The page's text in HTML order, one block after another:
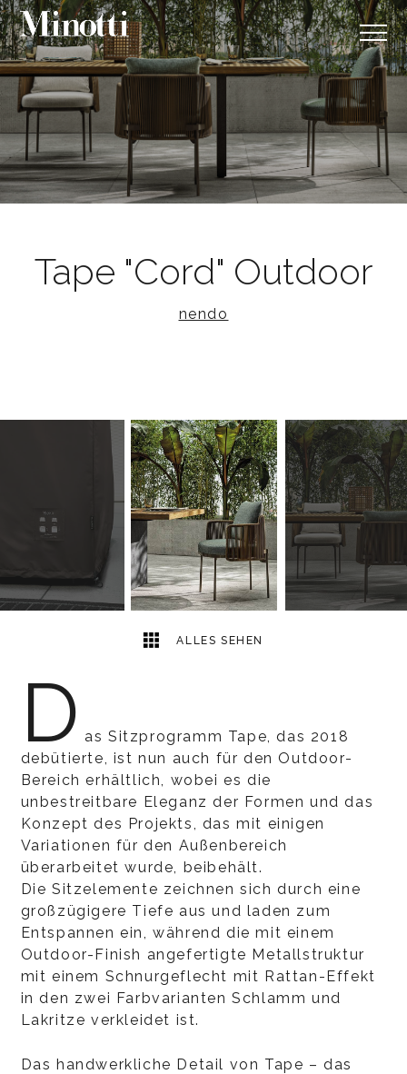
Tape "Cord" Outdoor
nendo
ALLES SEHEN
2
D as Sitzprogramm Tape, das 2018
debütierte, ist nun auch für den Outdoor-
Bereich erhältlich, wobei es die
unbestreitbare Eleganz der Formen und das
Konzept des Projekts, das mit einigen
Variationen für den Außenbereich
überarbeitet wurde, beibehält.
Die Sitzelemente zeichnen sich durch eine
großzügigere Tiefe aus und laden zum
Entspannen ein, während die mit einem
Outdoor-Finish angefertigte Metallstruktur
mit einem Schnurgeflecht mit Rattan-Effekt
in den zwei Farbvarianten Schlamm und
Lakritze verkleidet ist.
Das handwerkliche Detail von Tape – das